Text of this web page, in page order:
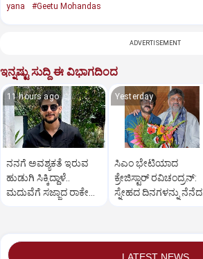
yana
#Geetu Mohandas
ADVERTISEMENT
ಇನ್ನಷ್ಟು ಸುದ್ದಿ ಈ ವಿಭಾಗದಿಂದ
11 hours ago
ನನಗೆ ಅವಶ್ಯಕತೆ ಇರುವ
ಹುಡುಗಿ ಸಿಕ್ಕಿದ್ದಾಳೆ..
ಮದುವೆಗೆ ಸಜ್ಜಾದ ರಾಕೇಶ್
Yesterday
ಸಿಎಂ ಭೇಟಿಯಾದ
ಕ್ರೇಜಿಸ್ಟಾರ್‌ ರವಿಚಂದ್ರನ್:‌
ಸ್ನೇಹದ ದಿನಗಳನ್ನು ನೆನೆದ
LATEST NEWS